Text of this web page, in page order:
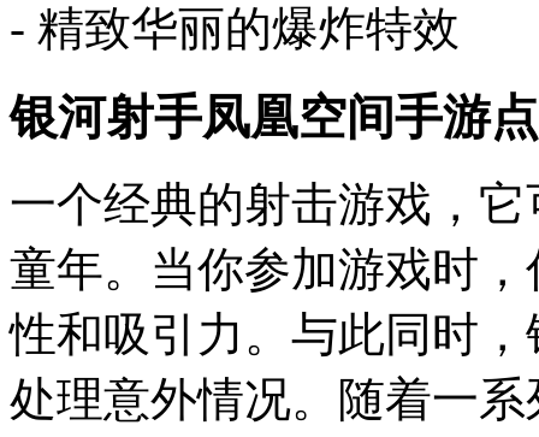
- 精致华丽的爆炸特效
银河射手凤凰空间手游
一个经典的射击游戏，
童年。当你参加游戏时
性和吸引力。与此同时
处理意外情况。随着一